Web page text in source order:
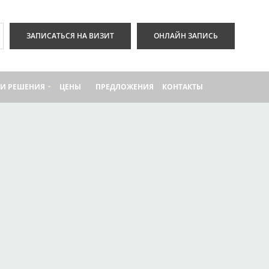
ЗАПИСАТЬСЯ НА ВИЗИТ ОНЛАЙН ЗАПИСЬ
РЕШЕНИЯ ЦЕНЫ ПРЕДЛОЖЕНИЯ КОНТАКТЫ